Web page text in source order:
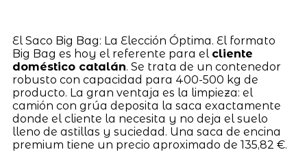
El Saco Big Bag: La Elección Óptima. El formato
Big Bag es hoy el referente para el cliente
doméstico catalán. Se trata de un contenedor
robusto con capacidad para 400-500 kg de
producto. La gran ventaja es la limpieza: el
camión con grúa deposita la saca exactamente
donde el cliente la necesita y no deja el suelo
lleno de astillas y suciedad. Una saca de encina
premium tiene un precio aproximado de 135,82 €.